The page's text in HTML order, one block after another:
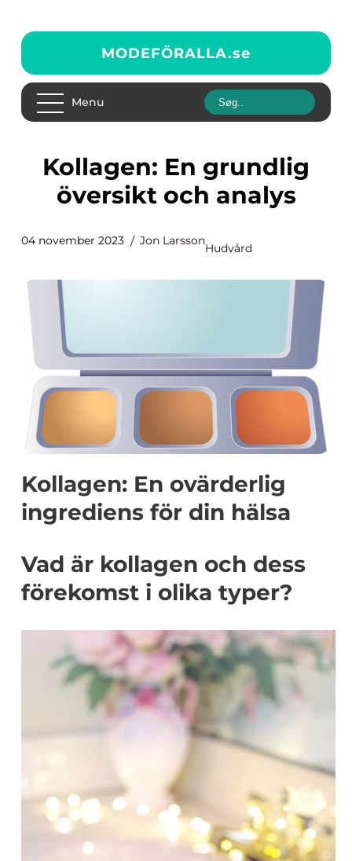
MODEFÖRALLA.se
Menu
Kollagen: En grundlig
översikt och analys
04 november 2023 Jon Larsson
Hudvård
Kollagen: En ovärderlig
ingrediens för din hälsa
Vad är kollagen och dess
förekomst i olika typer?